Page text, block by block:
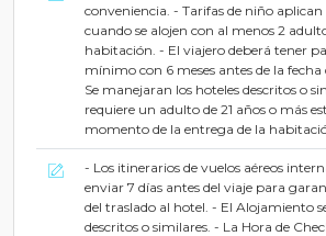
conveniencia. - Tarifas de niño
cuando se alojen con al menos 2
habitación. - El viajero deberá tener
mínimo con 6 meses antes de la
Se manejaran los hoteles descritos o
requiere un adulto de 21 años o más
momento de la entrega de la
- Los itinerarios de vuelos aéreos
enviar 7 días antes del viaje para
del traslado al hotel. - El Alojamiento
descritos o similares. - La Hora de